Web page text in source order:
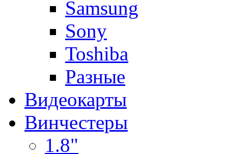
Samsung
Sony
Toshiba
Разные
Видеокарты
Винчестеры
1.8"